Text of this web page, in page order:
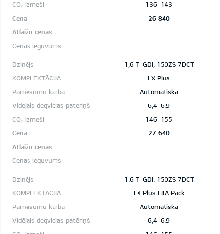
136-143
26 840
1,6 T-GDI, 150ZS 7DCT
LX Plus
Automātiskā
6,4-6,9
146-155
27 640
1,6 T-GDI, 150ZS 7DCT
LX Plus FIFA Pack
Automātiskā
6,4-6,9